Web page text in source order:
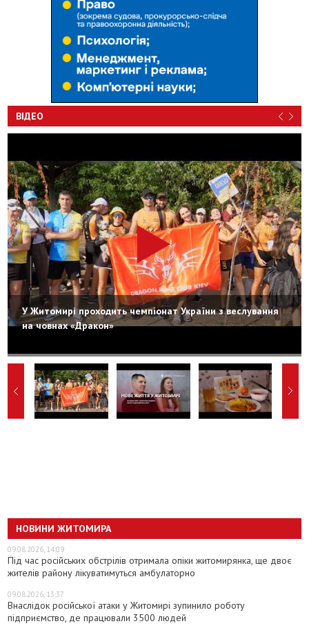
ВІДЕО
У Житомирі проходить чемпіонат України з веслування
на човнах «Дракон»
НОВИНИ ЖИТОМИРА
09.08.2026, 14:09
Під час російських обстрілів отримала опіки житомирянка, ще двоє
жителів району лікуватимуться амбулаторно
09.08.2026, 13:37
Внаслідок російської атаки у Житомирі зупинило роботу
підприємство, де працювали 3500 людей